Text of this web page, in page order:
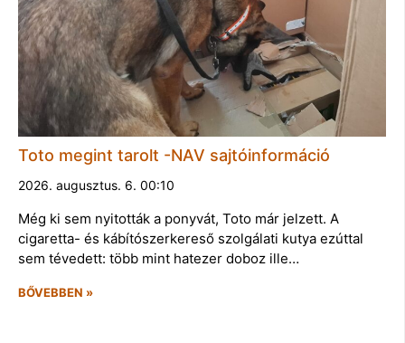
Toto megint tarolt -NAV sajtóinformáció
2026. augusztus. 6. 00:10
Még ki sem nyitották a ponyvát, Toto már jelzett. A
cigaretta- és kábítószerkereső szolgálati kutya ezúttal
sem tévedett: több mint hatezer doboz ille…
BŐVEBBEN »